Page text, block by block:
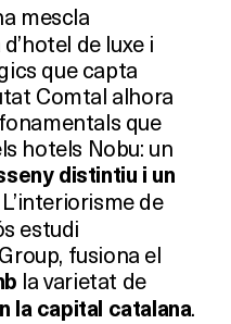
mescla
de luxe i
que capta
Comtal alhora
que
hotels Nobu: un
distintiu i un
L’interiorisme de
estudi
fusiona el
la varietat de
la capital catalana.